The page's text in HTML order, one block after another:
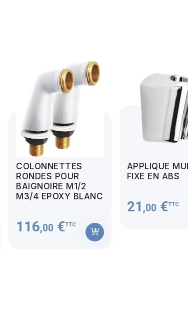
COLONNETTES
RONDES POUR
BAIGNOIRE M1/2
M3/4 EPOXY BLANC
116,00 €TTC
APPLIQUE
FIXE EN ABS
21 ,00 €TTC